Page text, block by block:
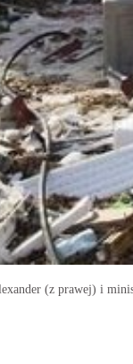
(z prawej) i